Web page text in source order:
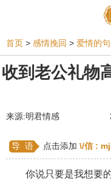
相亲 同性恋
姻缘测试 美
感情挽回 双鱼
水瓶座男生
首页 > 感情挽回 > 爱情的
收到老公礼物
来源:明君情感
导 语 点击添加 \/信 :
你说只要是我想要的